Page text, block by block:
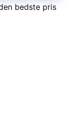
bedste pris